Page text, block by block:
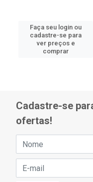
Faça seu login ou
cadastre-se para
ver preços e
comprar
Cadastre-se
ofertas!